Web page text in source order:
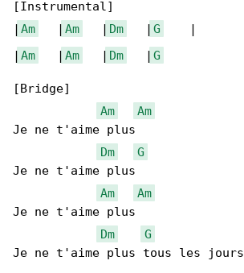
[Instrumental]
| Am
   |
Am
   |
Dm
   |
G
    |
| Am
   |
Am
   |
Dm
   |
G
[Bridge]
Am
Am
Je ne t'aime plus
Dm
G
Je ne t'aime plus
Am
Am
Je ne t'aime plus
Dm
G
Je ne t'aime plus tous les jours